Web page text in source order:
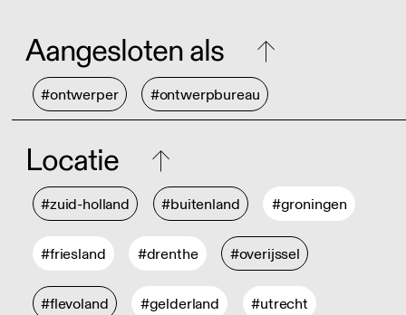
Aangesloten als
#ontwerper #ontwerpbureau
Locatie
#zuid-holland #buitenland #groningen
#friesland #drenthe #overijssel
#flevoland #gelderland #utrecht